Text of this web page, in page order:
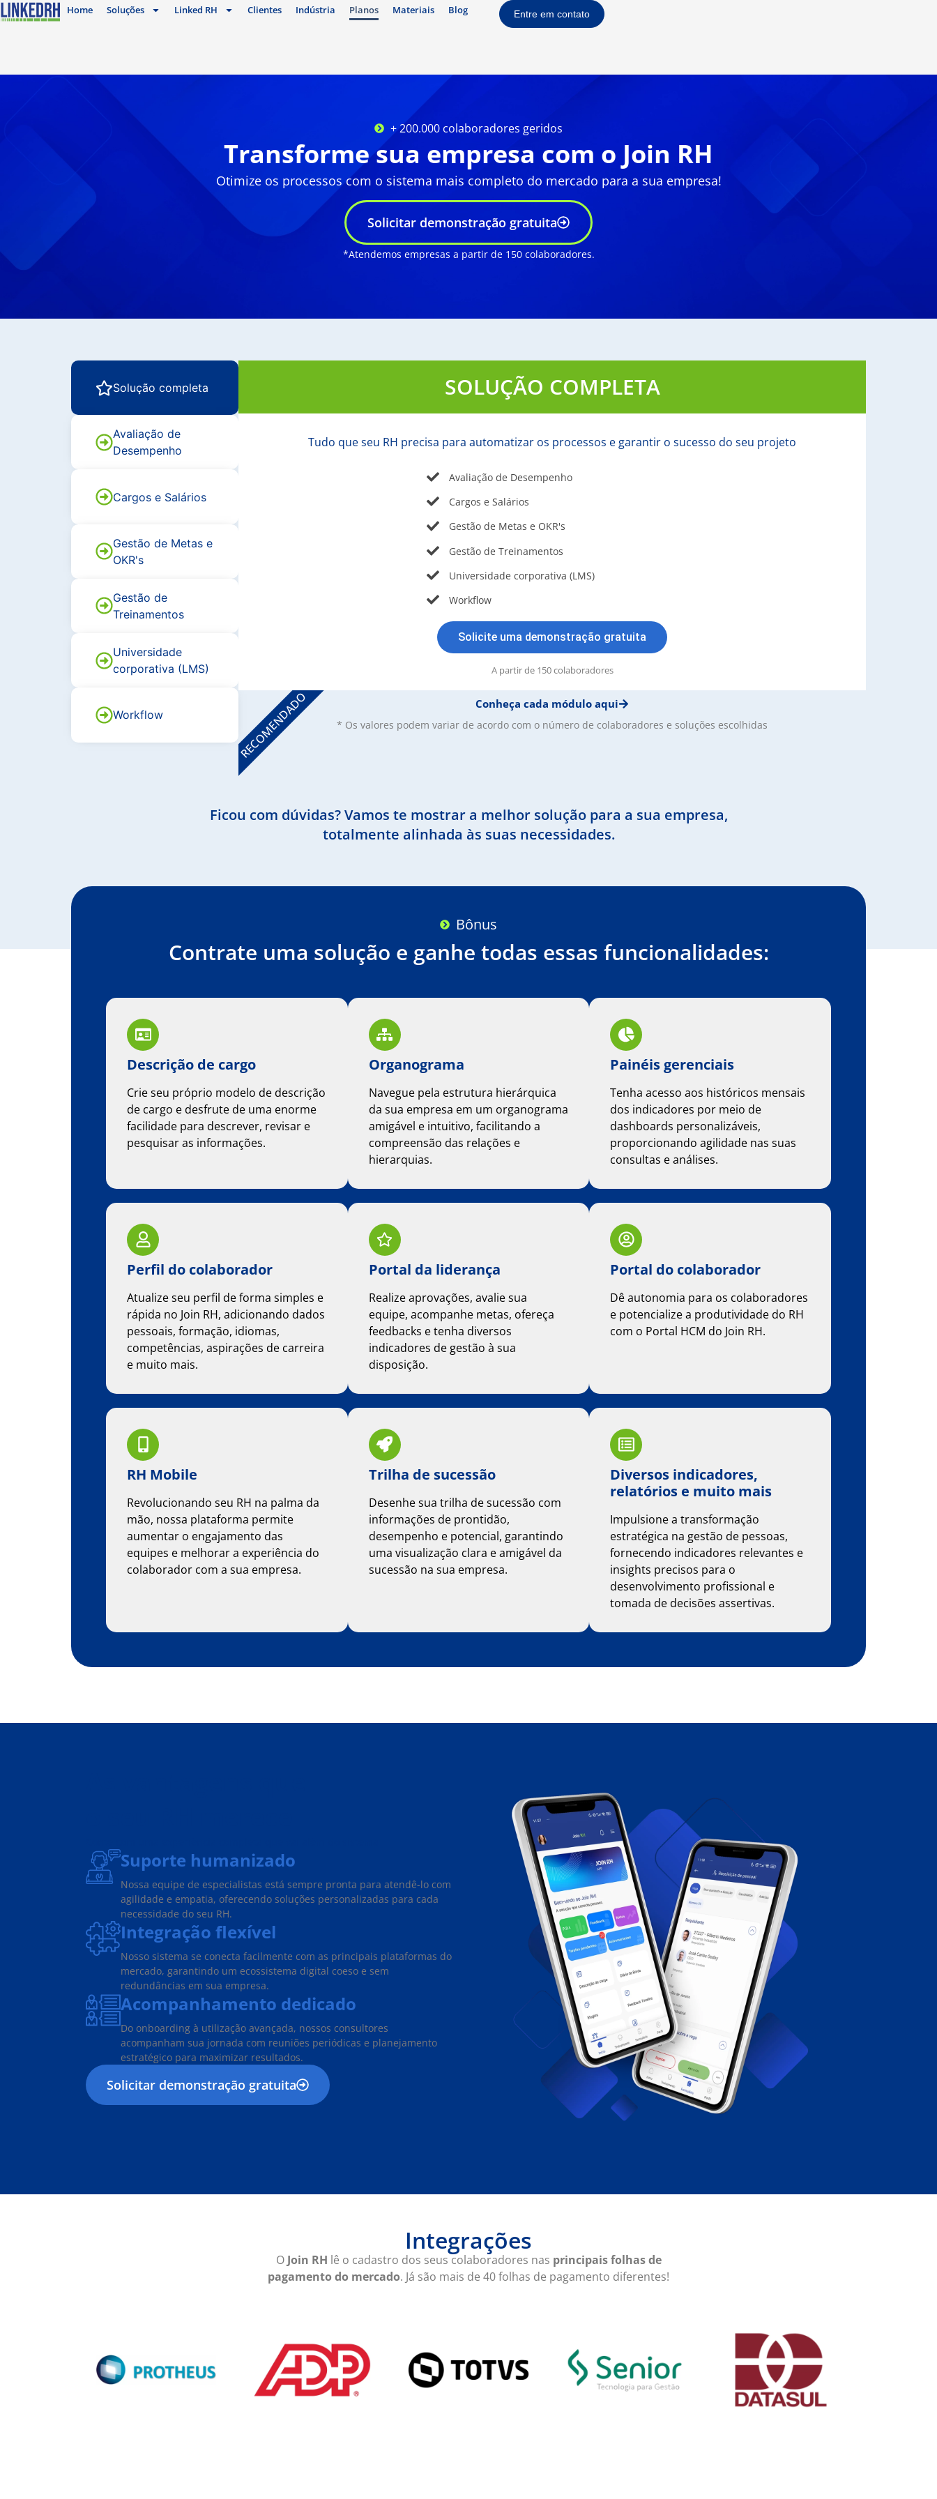
Home Soluções Linked RH Clientes Indústria Planos Materiais Blog Entre em contato
+ 200.000 colaboradores geridos
Transforme sua empresa com o Join RH
Otimize os processos com o sistema mais completo do mercado para a sua empresa!
Solicitar demonstração gratuita
*Atendemos empresas a partir de 150 colaboradores.
Solução completa
Avaliação de
Desempenho
Cargos e Salários
Gestão de Metas e
OKR's
Gestão de
Treinamentos
Universidade
corporativa (LMS)
Workflow
SOLUÇÃO COMPLETA
Tudo que seu RH precisa para automatizar os processos e garantir o sucesso do seu projeto
Avaliação de Desempenho
Cargos e Salários
Gestão de Metas e OKR's
Gestão de Treinamentos
Universidade corporativa (LMS)
Workflow
Solicite uma demonstração gratuita
A partir de 150 colaboradores
RECOMENDADO Conheça cada módulo aqui
* Os valores podem variar de acordo com o número de colaboradores e soluções escolhidas
Ficou com dúvidas? Vamos te mostrar a melhor solução para a sua empresa,
totalmente alinhada às suas necessidades.
Bônus
Contrate uma solução e ganhe todas essas funcionalidades:
Descrição de cargo
Crie seu próprio modelo de descrição
de cargo e desfrute de uma enorme
facilidade para descrever, revisar e
pesquisar as informações.
Organograma
Navegue pela estrutura hierárquica
da sua empresa em um organograma
amigável e intuitivo, facilitando a
compreensão das relações e
hierarquias.
Painéis gerenciais
Tenha acesso aos históricos mensais
dos indicadores por meio de
dashboards personalizáveis,
proporcionando agilidade nas suas
consultas e análises.
Perfil do colaborador
Atualize seu perfil de forma simples e
rápida no Join RH, adicionando dados
pessoais, formação, idiomas,
competências, aspirações de carreira
e muito mais.
Portal da liderança
Realize aprovações, avalie sua
equipe, acompanhe metas, ofereça
feedbacks e tenha diversos
indicadores de gestão à sua
disposição.
Portal do colaborador
Dê autonomia para os colaboradores
e potencialize a produtividade do RH
com o Portal HCM do Join RH.
RH Mobile
Revolucionando seu RH na palma da
mão, nossa plataforma permite
aumentar o engajamento das
equipes e melhorar a experiência do
colaborador com a sua empresa.
Trilha de sucessão
Desenhe sua trilha de sucessão com
informações de prontidão,
desempenho e potencial, garantindo
uma visualização clara e amigável da
sucessão na sua empresa.
Diversos indicadores,
relatórios e muito mais
Impulsione a transformação
estratégica na gestão de pessoas,
fornecendo indicadores relevantes e
insights precisos para o
desenvolvimento profissional e
tomada de decisões assertivas.
Suporte humanizado
Nossa equipe de especialistas está sempre pronta para atendê-lo com
agilidade e empatia, oferecendo soluções personalizadas para cada
necessidade do seu RH.
Integração flexível
Nosso sistema se conecta facilmente com as principais plataformas do
mercado, garantindo um ecossistema digital coeso e sem
redundâncias em sua empresa.
Acompanhamento dedicado
Do onboarding à utilização avançada, nossos consultores
acompanham sua jornada com reuniões periódicas e planejamento
estratégico para maximizar resultados.
Solicitar demonstração gratuita
Integrações
O Join RH lê o cadastro dos seus colaboradores nas principais folhas de
pagamento do mercado. Já são mais de 40 folhas de pagamento diferentes!